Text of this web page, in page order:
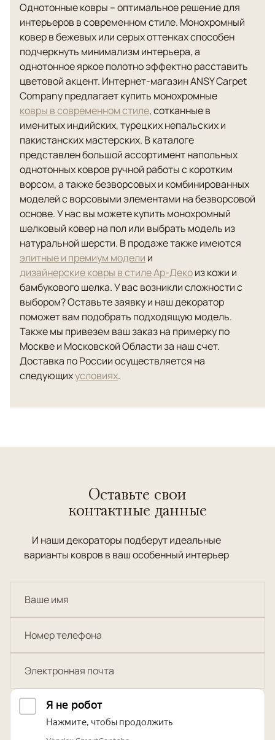
Однотонные ковры – оптимальное решение для
интерьеров в современном стиле. Монохромный
ковер в бежевых или серых оттенках способен
подчеркнуть минимализм интерьера, а
однотонное яркое полотно эффектно расставить
цветовой акцент. Интернет-магазин ANSY Carpet
Company предлагает купить монохромные
ковры в современном стиле, сотканные в
именитых индийских, турецких непальских и
пакистанских мастерских. В каталоге
представлен большой ассортимент напольных
однотонных ковров ручной работы с коротким
ворсом, а также безворсовых и комбинированных
моделей с ворсовыми элементами на безворсовой
основе. У нас вы можете купить монохромный
шелковый ковер на пол или выбрать модель из
натуральной шерсти. В продаже также имеются
элитные и премиум модели и
дизайнерские ковры в стиле Ар-Декоиз кожи и
бамбукового шелка. У вас возникли сложности с
выбором? Оставьте заявку и наш декоратор
поможет вам подобрать подходящую модель.
Также мы привезем ваш заказ на примерку по
Москве и Московской Области за наш счет.
Доставка по России осуществляется на
следующихусловиях.
Оставьте свои
контактные данные
И наши декораторы подберут идеальные
варианты ковров в ваш особенный интерьер